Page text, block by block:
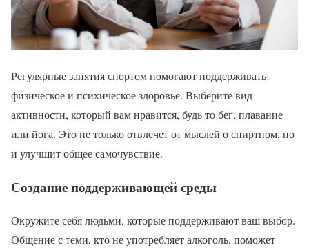
Регулярные занятия спортом помогают поддерживать
физическое и психическое здоровье. Выберите вид
активности, который вам нравится, будь то бег, плавание
или йога. Это не только отвлечет от мыслей о спиртном, но
и улучшит общее самочувствие.
Создание поддерживающей среды
Окружите себя людьми, которые поддерживают ваш выбор.
Общение с теми, кто не употребляет алкоголь, поможет